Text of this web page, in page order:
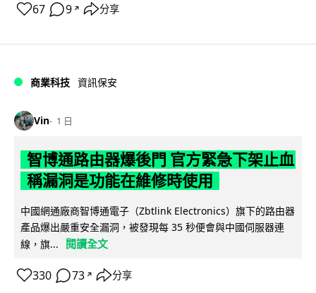
67 9 ↗ 分享
商業科技 資訊保安
Vin 1 日
智博通路由器爆後門 官方緊急下架止血
稱漏洞是功能在維修時使用
中國網通廠商智博通電子（Zbtlink Electronics）旗下的路由器
產品爆出嚴重安全漏洞，被發現每 35 秒便會與中國伺服器連
線，旗...
閱讀全文
330 73 ↗ 分享